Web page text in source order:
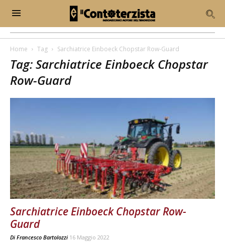
Home Tag Sarchiatrice Einboeck Chopstar Row-Guard
Tag: Sarchiatrice Einboeck Chopstar
Row-Guard
Sarchiatrice Einboeck Chopstar Row-
Guard
Di Francesco Bartolozzi 16 Maggio 2022